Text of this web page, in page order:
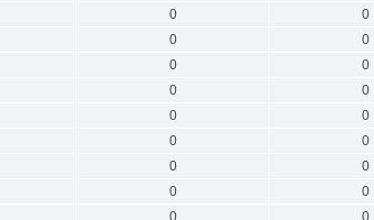
0 0
0 0
0 0
0 0
0 0
0 0
0 0
0 0
0 0